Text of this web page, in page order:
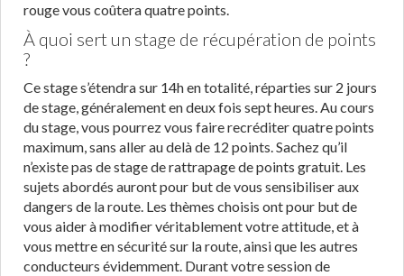
rouge vous coûtera quatre points.
À quoi sert un stage de récupération de points
?
Ce stage s’étendra sur 14h en totalité, réparties sur 2 jours
de stage, généralement en deux fois sept heures. Au cours
du stage, vous pourrez vous faire recréditer quatre points
maximum, sans aller au delà de 12 points. Sachez qu’il
n’existe pas de stage de rattrapage de points gratuit. Les
sujets abordés auront pour but de vous sensibiliser aux
dangers de la route. Les thèmes choisis ont pour but de
vous aider à modifier véritablement votre attitude, et à
vous mettre en sécurité sur la route, ainsi que les autres
conducteurs évidemment. Durant votre session de